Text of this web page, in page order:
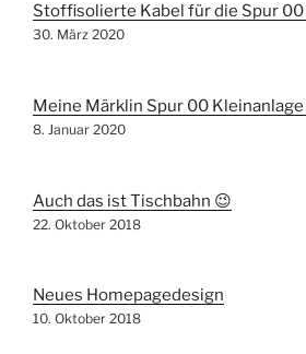
Stoffisolierte Kabel für die Spur
30. März 2020
Meine Märklin Spur 00
8. Januar 2020
Auch das ist Tischbahn 😉
22. Oktober 2018
Neues Homepagedesign
10. Oktober 2018